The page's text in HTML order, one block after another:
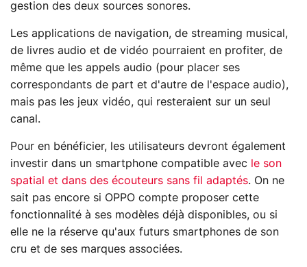
gestion des deux sources sonores.
Les applications de navigation, de streaming musical,
de livres audio et de vidéo pourraient en profiter, de
même que les appels audio (pour placer ses
correspondants de part et d'autre de l'espace audio),
mais pas les jeux vidéo, qui resteraient sur un seul
canal.
Pour en bénéficier, les utilisateurs devront également
investir dans un smartphone compatible avec
le son
spatial et dans des écouteurs sans fil adaptés. On ne
sait pas encore si OPPO compte proposer cette
fonctionnalité à ses modèles déjà disponibles, ou si
elle ne la réserve qu'aux futurs smartphones de son
cru et de ses marques associées.